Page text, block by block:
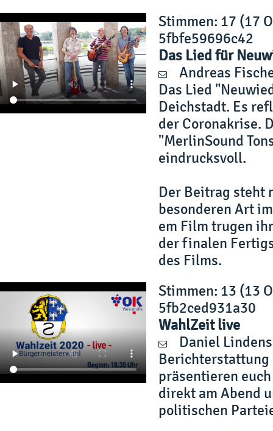
Stimmen: 17 (17
5fbfe59696c42
Das Lied für
Andreas
Das Lied
Deichstadt. Es
der Coronakrise.
"MerlinSound
eindrucksvoll.
Der Beitrag steht
besonderen Art
em Film trugen
der finalen
des Films.
Stimmen: 13 (13
5fb2ced931a30
WahlZeit live
Daniel
Berichterstattung
präsentieren
direkt am Abend
politischen